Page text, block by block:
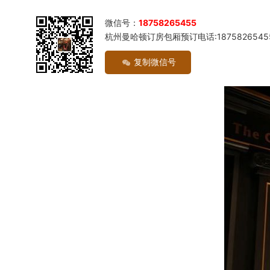
微信号： 18758265455
杭州曼哈顿订房包厢预订电话
复制微信号